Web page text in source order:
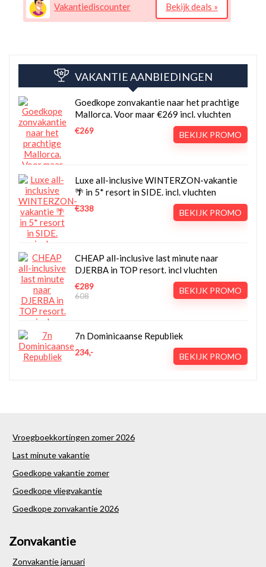
Vakantiediscounter Bekijk deals »
VAKANTIE AANBIEDINGEN
Goedkope zonvakantie naar het prachtige
Mallorca. Voor maar €269 incl. vluchten
€269 BEKIJK PROMO
Luxe all-inclusive WINTERZON-vakantie
🌴 in 5* resort in SIDE. incl. vluchten
€338 BEKIJK PROMO
CHEAP all-inclusive last minute naar
DJERBA in TOP resort. incl vluchten
€289
608
BEKIJK PROMO
7n Dominicaanse Republiek
234,- BEKIJK PROMO
Vroegboekkortingen zomer 2026
Last minute vakantie
Goedkope vakantie zomer
Goedkope vliegvakantie
Goedkope zonvakantie 2026
Zonvakantie
Zonvakantie januari